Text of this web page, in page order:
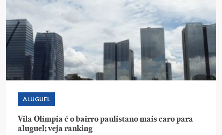
ALUGUEL
Vila Olímpia é o bairro paulistano mais caro para
aluguel; veja ranking